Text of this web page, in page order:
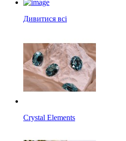
Дивитися всі
Crystal Elements